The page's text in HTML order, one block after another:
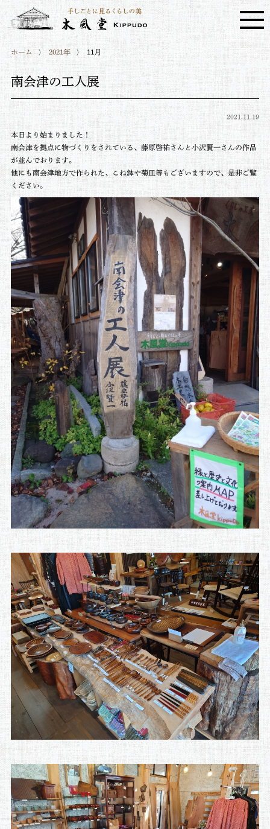
ホーム 2021年 11月
南会津の工人展
2021.11.19
本日より始まりました！
南会津を拠点に物づくりをされている、藤原啓祐さんと小沢賢一さんの作品
が並んでおります。
他にも南会津地方で作られた、こね鉢や菊皿等もございますので、是非ご覧
ください。